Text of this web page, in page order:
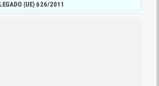
(UE) 626/2011